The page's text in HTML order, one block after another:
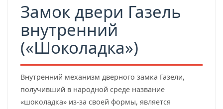
Замок двери Газель
внутренний
(«Шоколадка»)
Внутренний механизм дверного замка Газели,
получивший в народной среде название
«шоколадка» из-за своей формы, является